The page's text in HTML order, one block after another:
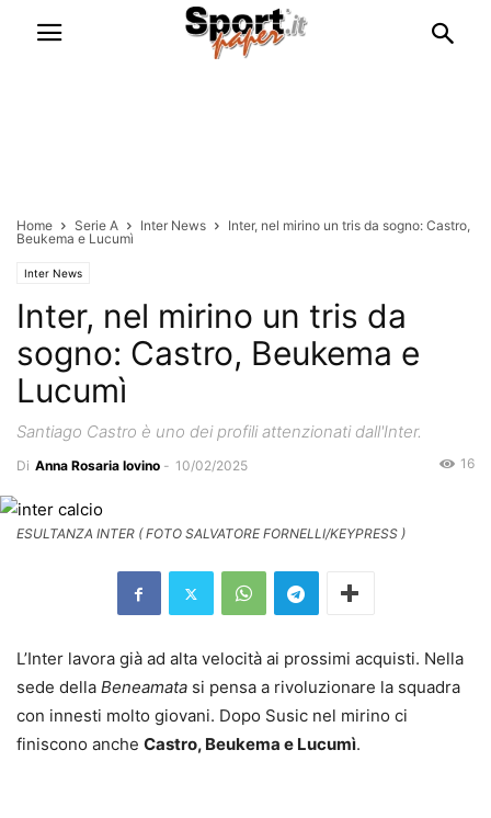
Home Serie A Inter News
Inter, nel mirino un tris da sogno: Castro,
Beukema e Lucumì
Inter News
Inter, nel mirino un tris da
sogno: Castro, Beukema e
Lucumì
Santiago Castro è uno dei profili attenzionati dall'Inter.
Di Anna Rosaria Iovino - 10/02/2025 16
ESULTANZA INTER ( FOTO SALVATORE FORNELLI/KEYPRESS )
L’Inter lavora già ad alta velocità ai prossimi acquisti. Nella
sede della Beneamata si pensa a rivoluzionare la squadra
con innesti molto giovani. Dopo Susic nel mirino ci
finiscono anche Castro, Beukema e Lucumì.